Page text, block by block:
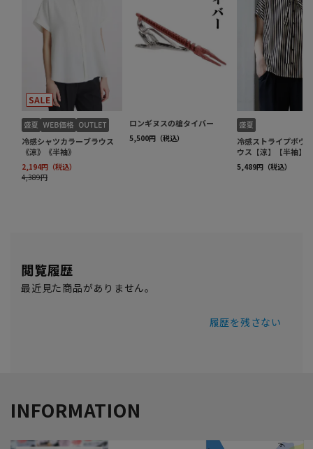
閲覧履歴
最近見た商品がありません。
履歴を残さない
INFORMATION